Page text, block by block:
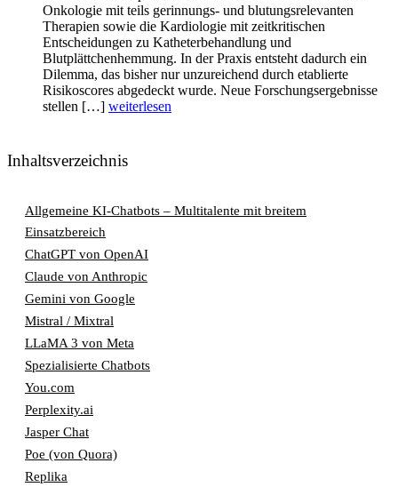
Onkologie mit teils gerinnungs- und blutungsrelevanten
Therapien sowie die Kardiologie mit zeitkritischen
Entscheidungen zu Katheterbehandlung und
Blutplättchenhemmung. In der Praxis entsteht dadurch ein
Dilemma, das bisher nur unzureichend durch etablierte
Risikoscores abgedeckt wurde. Neue Forschungsergebnisse
stellen […] weiterlesen
Inhaltsverzeichnis
Allgemeine KI-Chatbots – Multitalente mit breitem
Einsatzbereich
ChatGPT von OpenAI
Claude von Anthropic
Gemini von Google
Mistral / Mixtral
LLaMA 3 von Meta
Spezialisierte Chatbots
You.com
Perplexity.ai
Jasper Chat
Poe (von Quora)
Replika